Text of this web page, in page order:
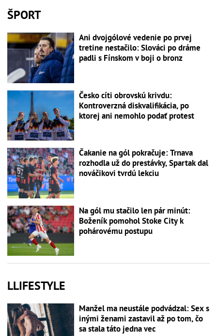
ŠPORT
Ani dvojgólové vedenie po prvej
tretine nestačilo: Slováci po dráme
padli s Fínskom v boji o bronz
Česko cíti obrovskú krivdu:
Kontroverzná diskvalifikácia, po
ktorej ani nemohlo podať protest
Čakanie na gól pokračuje: Trnava
rozhodla už do prestávky, Spartak dal
nováčikovi tvrdú lekciu
Na gól mu stačilo len pár minút:
Boženík pomohol Stoke City k
pohárovému postupu
LLIFESTYLE
Manžel ma neustále podvádzal: Sex s
inými ženami zastavil až po tom, čo
sa stala táto jedna vec